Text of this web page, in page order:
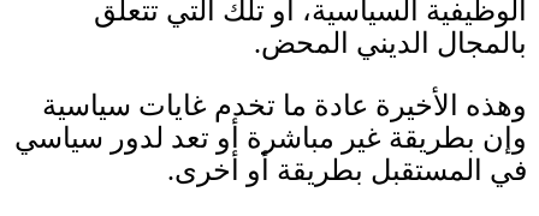
الوظيفية السياسية، أو تلك التي تتعلق
بالمجال الديني المحض.
وهذه الأخيرة عادة ما تخدم غايات سياسية
وإن بطريقة غير مباشرة أو تعد لدور سياسي
في المستقبل بطريقة أو أخرى.